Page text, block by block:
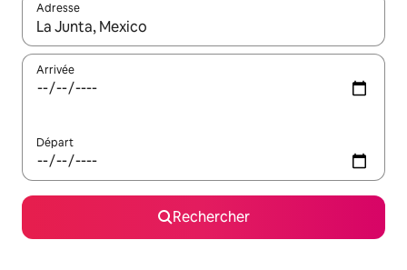
Adresse
Lorsque les résultats s'affichent, utilisez les flèches vers le
Arrivée
Départ
Rechercher